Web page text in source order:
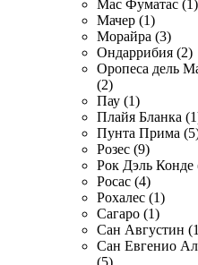
Мас Фуматас (1)
Мачер (1)
Морайра (3)
Ондаррибия (2)
Оропеса дель
(2)
Пау (1)
Плайя Бланка
Пунта Прима
Розес (9)
Рок Дэль Конде
Росас (4)
Рохалес (1)
Сагаро (1)
Сан Августин
Сан Евгенио
(5)